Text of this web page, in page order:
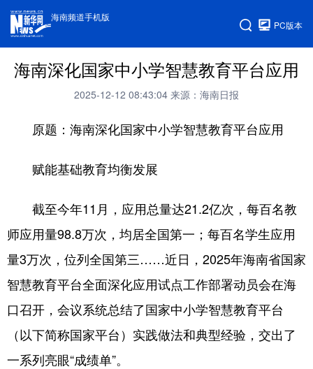
海南频道手机版
PC版本
海南深化国家中小学智慧教育平台应用
2025-12-12 08:43:04 来源：海南日报
原题：海南深化国家中小学智慧教育平台应用
赋能基础教育均衡发展
截至今年11月，应用总量达21.2亿次，每百名教
师应用量98.8万次，均居全国第一；每百名学生应用
量3万次，位列全国第三……近日，2025年海南省国家
智慧教育平台全面深化应用试点工作部署动员会在海
口召开，会议系统总结了国家中小学智慧教育平台
（以下简称国家平台）实践做法和典型经验，交出了
一系列亮眼“成绩单”。